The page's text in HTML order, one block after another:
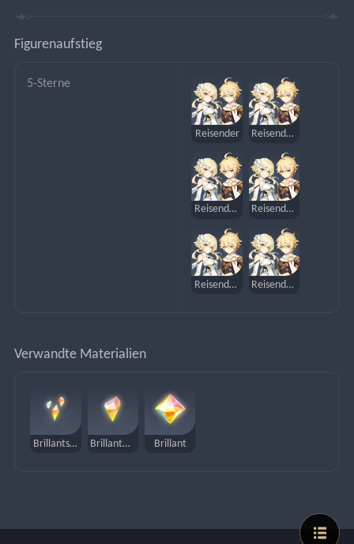
Figurenaufstieg
5-Sterne
Reisender Reisender (Anemo)
Reisender (Geo) Reisender (Elektro)
Reisender (Dendro) Reisender (Hydro)
Verwandte Materialien
Brillantsplitter Brillantbruchstück Brillant